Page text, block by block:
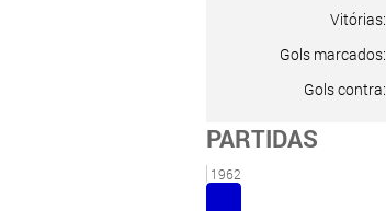
Vitórias:
Gols marcados:
Gols contra:
PARTIDAS
1962